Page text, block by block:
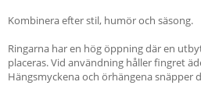
Kombinera efter stil, humör och säsong.
Ringarna har en hög öppning där en
placeras. Vid användning håller fingret
Hängsmyckena och örhängena snäpper